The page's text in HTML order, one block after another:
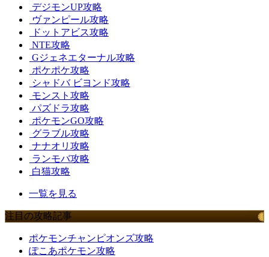
デジモンUP攻略
ヴァンピール攻略
ドットアビス攻略
NTE攻略
Gジェネエターナル攻略
ポケポケ攻略
シャドバ ビヨンド攻略
モンスト攻略
パズドラ攻略
ポケモンGO攻略
グラブル攻略
ナナオリ攻略
ランモバ攻略
白猫攻略
一覧を見る
注目の攻略記事
ポケモンチャンピオンズ攻略
ぽこあポケモン攻略